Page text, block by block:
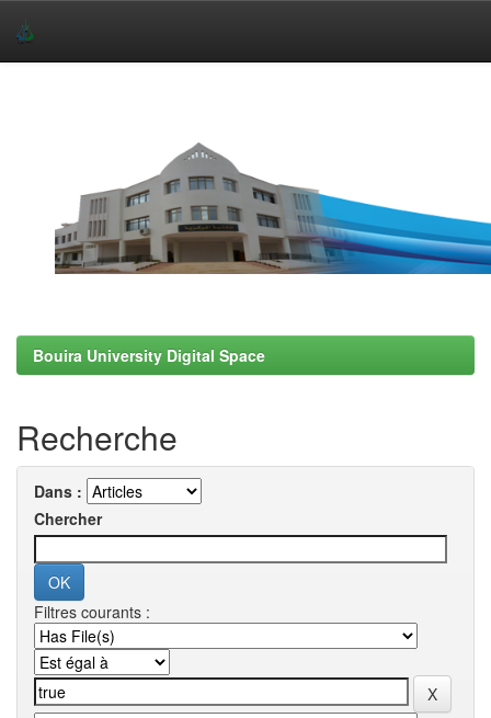
Bouira University Digital Space
Recherche
Dans :
Chercher
Filtres courants :